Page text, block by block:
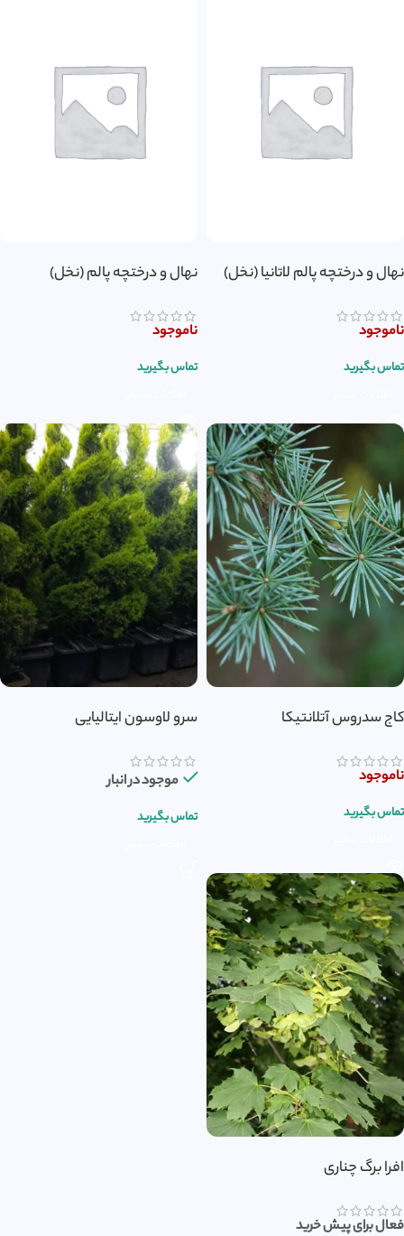
نهال و درختچه پالم لاتانیا (نخل)
ناموجود
تماس بگیرید
نهال و درختچه پالم (نخل)
ناموجود
تماس بگیرید
کاج سدروس آتلانتیکا
ناموجود
تماس بگیرید
سرو لاوسون ایتالیایی
موجود در انبار
تماس بگیرید
افرا برگ چناری
فعال برای پیش خرید